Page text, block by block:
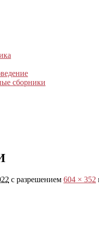
сборники
с разрешением 604 × 352